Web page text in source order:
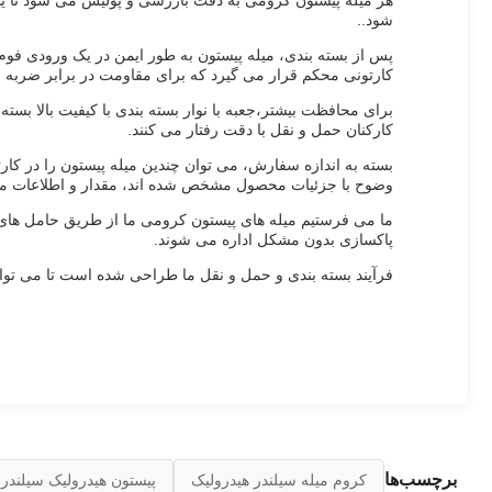
شود..
پس از بسته بندی، میله پیستون به طور ایمن در یک ورودی
کارتونی محکم قرار می گیرد که برای مقاومت در برابر
برای محافظت بیشتر،جعبه با نوار بسته بندی با کیفیت
کارکنان حمل و نقل با دقت رفتار می کنند.
بسته به اندازه سفارش، می توان چندین میله پیستون را در
وضوح با جزئیات محصول مشخص شده اند، مقدار و اطلاعات
ما می فرستیم میله های پیستون کرومی ما از طریق حامل های
پاکسازی بدون مشکل اداره می شوند.
فرآیند بسته بندی و حمل و نقل ما طراحی شده است تا می
برچسب‌ها کروم میله سیلندر هیدرولیک پیستون هیدرولیک سیلندر